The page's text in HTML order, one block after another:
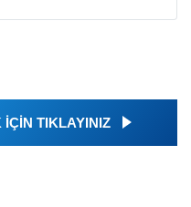
İÇİN TIKLAYINIZ